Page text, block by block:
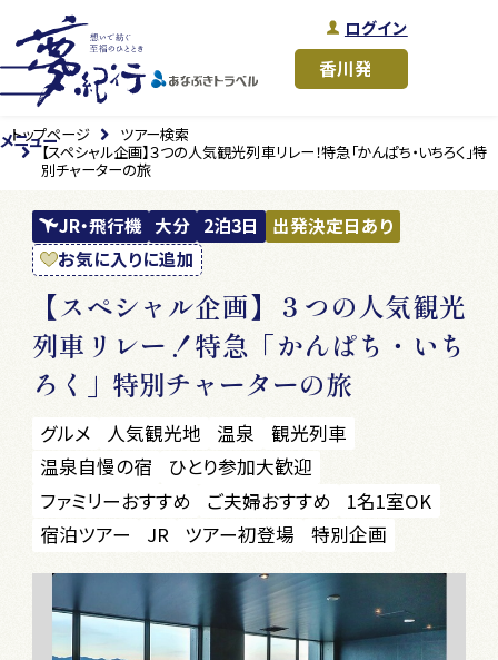
ログイン
メニュー
トップページ
ツアー検索
【スペシャル企画】３つの人気観光列車リレー！特急「かんぱち・いちろく」特
別チャーターの旅
JR・飛行機 大分 2泊3日
出発決定日あり
お気に入りに追加
【スペシャル企画】３つの人気観光
列車リレー！特急「かんぱち・いち
ろく」特別チャーターの旅
グルメ 人気観光地 温泉
観光列車
温泉自慢の宿
ひとり参加大歓迎
ファミリーおすすめ
ご夫婦おすすめ
1名1室OK
宿泊ツアー
JR ツアー初登場 特別企画